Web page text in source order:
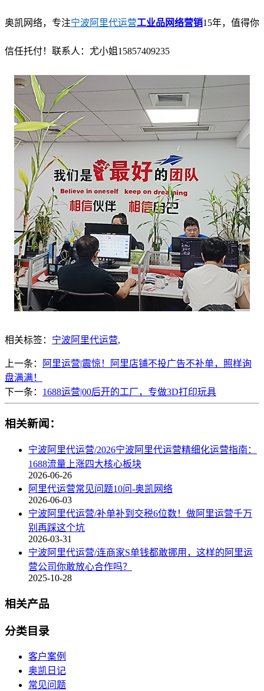
奥凯网络，专注宁波阿里代运营工业品网络营销15年，值得你
信任托付！联系人：尤小姐15857409235
相关标签： 宁波阿里代运营,
上一条：
阿里运营|震惊！阿里店铺不投广告不补单，照样询
盘满满！
下一条： 1688运营|00后开的工厂，专做3D打印玩具
相关新闻：
宁波阿里代运营/2026宁波阿里代运营精细化运营指南：
1688流量上涨四大核心板块
2026-06-26
阿里代运营常见问题10问-奥凯网络
2026-06-03
宁波阿里代运营/补单补到交税6位数！做阿里运营千万
别再踩这个坑
2026-03-31
宁波阿里代运营/连商家S单钱都敢挪用，这样的阿里运
营公司你敢放心合作吗？
2025-10-28
相关产品
分类目录
客户案例
奥凯日记
常见问题